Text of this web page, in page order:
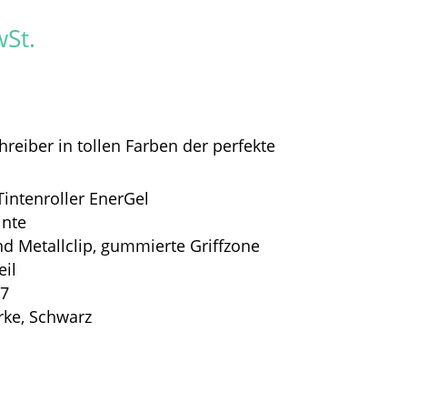
in tollen Farben der perfekte
EnerGel
Metallclip, gummierte Griffzone
Schwarz